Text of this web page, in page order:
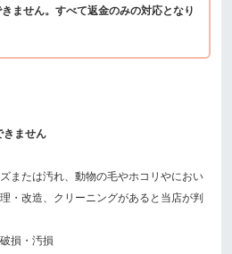
ません。すべて返金のみの対応となり
きません
または汚れ、動物の毛やホコリやにおい
・改造、クリーニングがあると当店が判
損・汚損